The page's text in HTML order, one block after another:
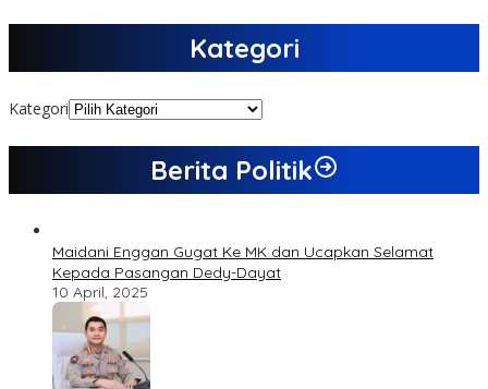
Kategori
Kategori
Berita Politik
Maidani Enggan Gugat Ke MK dan Ucapkan Selamat
Kepada Pasangan Dedy-Dayat
10 April, 2025